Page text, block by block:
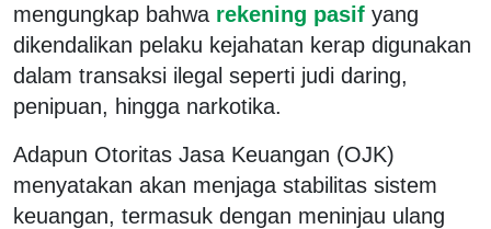
mengungkap bahwa rekening pasif yang
dikendalikan pelaku kejahatan kerap digunakan
dalam transaksi ilegal seperti judi daring,
penipuan, hingga narkotika.
Adapun Otoritas Jasa Keuangan (OJK)
menyatakan akan menjaga stabilitas sistem
keuangan, termasuk dengan meninjau ulang